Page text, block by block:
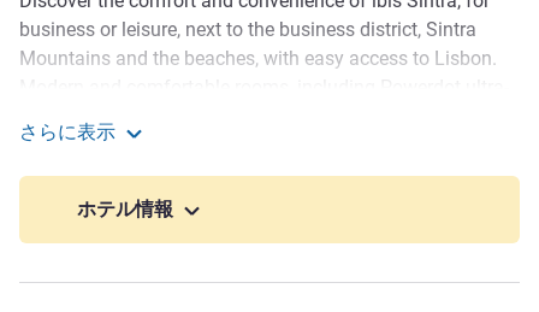
説明
business or leisure, next to the business district, Sintra
Mountains and the beaches, with easy access to Lisbon.
fast charging for electric cars, WiFi, 24-hour bar and
snacks, web corner and private parking. Practical,
welcoming and with everything you need for a peaceful
2710-162 Sintra, PORTUGAL. Email: h3341@accor.com.
さらに表示
ホテル情報